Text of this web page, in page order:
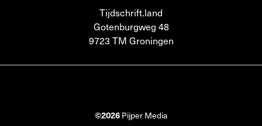
Tijdschrift.land
Gotenburgweg 48
9723 TM Groningen
©2026 Pijper Media